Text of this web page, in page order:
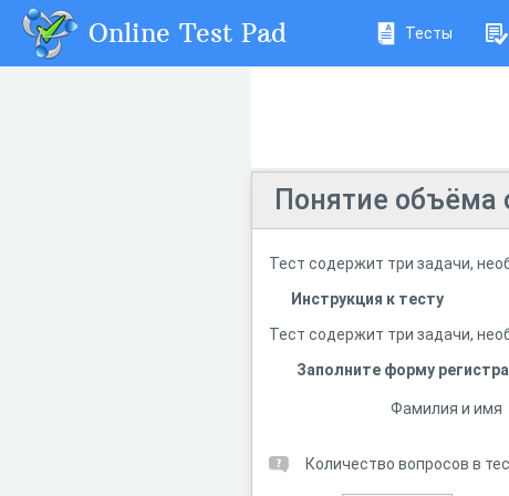
Online Test Pad Тесты
Понятие объёма
Тест содержит три задачи,
Инструкция к тесту
Тест содержит три задачи,
Заполните форму
Фамилия и имя
Количество вопросов в